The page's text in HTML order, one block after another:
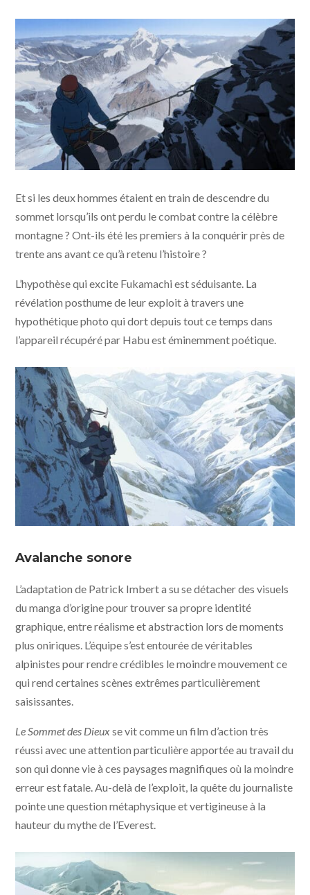
/ Mélusine Productions / France 3 Cinéma / AuRA
Cinéma
Et si les deux hommes étaient en train de descendre du
sommet lorsqu’ils ont perdu le combat contre la célèbre
montagne ? Ont-ils été les premiers à la conquérir près de
trente ans avant ce qu’à retenu l’histoire ?
L’hypothèse qui excite Fukamachi est séduisante. La
révélation posthume de leur exploit à travers une
hypothétique photo qui dort depuis tout ce temps dans
l’appareil récupéré par Habu est éminemment poétique.
/ Mélusine Productions / France 3 Cinéma / AuRA
Avalanche sonore
L’adaptation de Patrick Imbert a su se détacher des visuels
du manga d’origine pour trouver sa propre identité
graphique, entre réalisme et abstraction lors de moments
plus oniriques. L’équipe s’est entourée de véritables
alpinistes pour rendre crédibles le moindre mouvement ce
qui rend certaines scènes extrêmes particulièrement
saisissantes.
Le Sommet des Dieuxse vit comme un film d’action très
réussi avec une attention particulière apportée au travail du
son qui donne vie à ces paysages magnifiques où la moindre
erreur est fatale. Au-delà de l’exploit, la quête du journaliste
pointe une question métaphysique et vertigineuse à la
hauteur du mythe de l’Everest.